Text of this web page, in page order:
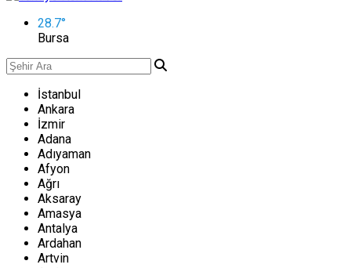
28.7°
Bursa
İstanbul
Ankara
İzmir
Adana
Adıyaman
Afyon
Ağrı
Aksaray
Amasya
Antalya
Ardahan
Artvin